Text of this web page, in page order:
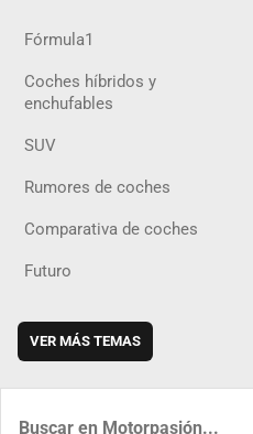
Fórmula1
Coches híbridos y
enchufables
SUV
Rumores de coches
Comparativa de coches
Futuro
VER MÁS TEMAS